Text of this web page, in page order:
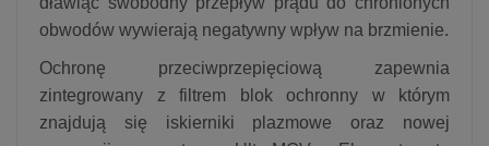
obwodów wywierają negatywny wpływ na brzmienie.
Ochronę przeciwprzepięciową zapewnia
zintegrowany z filtrem blok ochronny w którym
znajdują się iskierniki plazmowe oraz nowej